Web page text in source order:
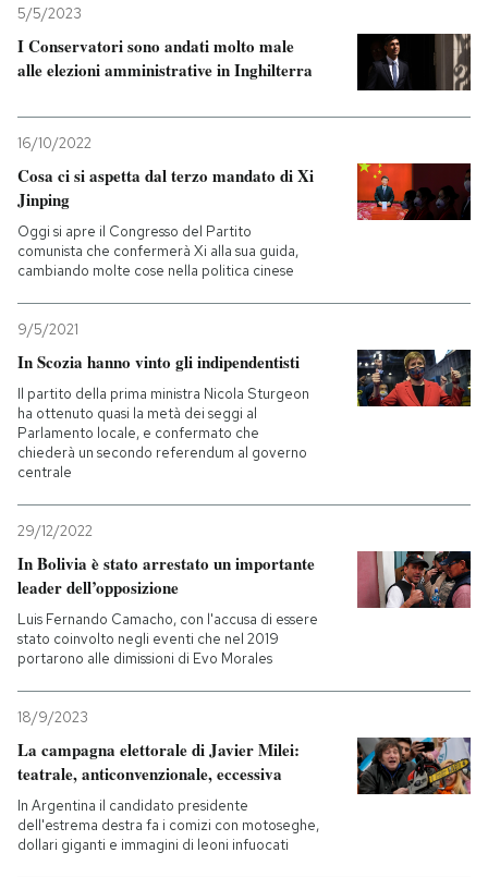
AREA PERSONALE
Entra
5/5/2023
I Conservatori sono andati molto male
alle elezioni amministrative in Inghilterra
16/10/2022
Cosa ci si aspetta dal terzo mandato di Xi
Jinping
Oggi si apre il Congresso del Partito
comunista che confermerà Xi alla sua guida,
cambiando molte cose nella politica cinese
9/5/2021
In Scozia hanno vinto gli indipendentisti
Il partito della prima ministra Nicola Sturgeon
ha ottenuto quasi la metà dei seggi al
Parlamento locale, e ​confermato che
chiederà un secondo referendum al governo
centrale
29/12/2022
In Bolivia è stato arrestato un importante
leader dell’opposizione
Luis Fernando Camacho, con l'accusa di essere
stato coinvolto negli eventi che nel 2019
portarono alle dimissioni di Evo Morales
18/9/2023
La campagna elettorale di Javier Milei:
teatrale, anticonvenzionale, eccessiva
In Argentina il candidato presidente
dell'estrema destra fa i comizi con motoseghe,
dollari giganti e immagini di leoni infuocati